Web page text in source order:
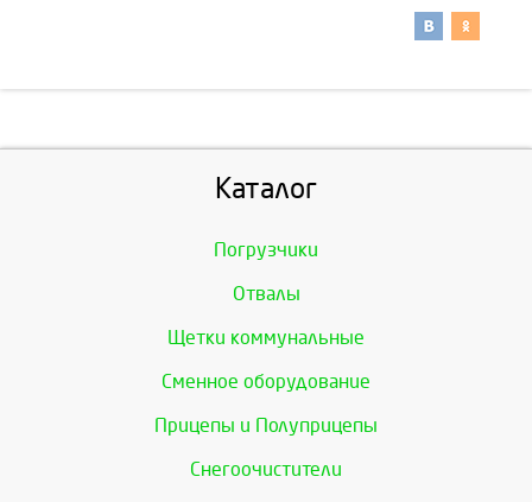
Каталог
Погрузчики
Отвалы
Щетки коммунальные
Сменное оборудование
Прицепы и Полуприцепы
Снегоочистители